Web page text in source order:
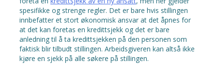
spesifikke og strenge regler. Det er bare hvis stillingen
innbefatter et stort økonomisk ansvar at det åpnes for
at det kan foretas en kredittsjekk og det er bare
anledning til å ta kredittsjekken på den personen som
faktisk blir tilbudt stillingen. Arbeidsgiveren kan altså ikke
kjøre en sjekk på alle søkere på stillingen.